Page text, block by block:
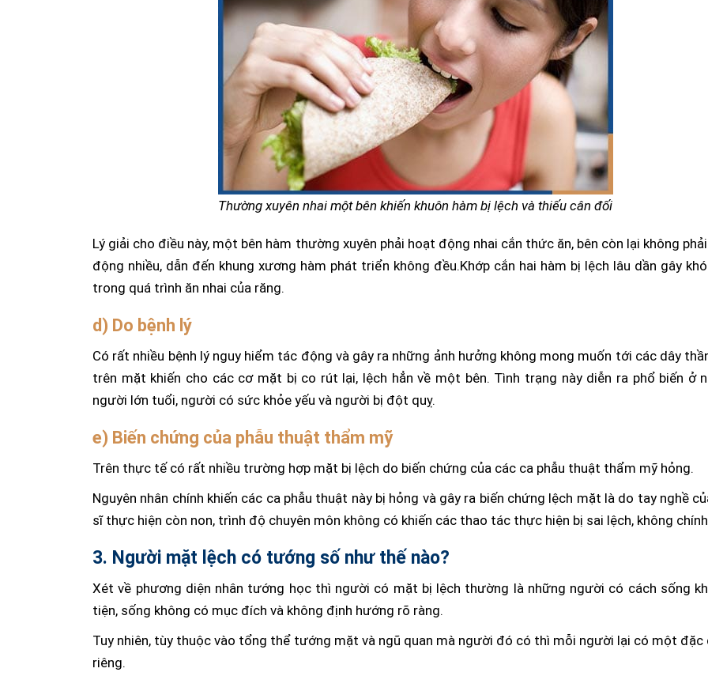
Thường xuyên nhai một bên khiến khuôn hàm bị lệch và thiếu cân đối
Lý giải cho điều này, một bên hàm thường xuyên phải hoạt động nhai cắn thức ăn, bên còn lại không
động nhiều, dẫn đến khung xương hàm phát triển không đều.Khớp cắn hai hàm bị lệch lâu dần gây khó
trong quá trình ăn nhai của răng.
d) Do bệnh lý
Có rất nhiều bệnh lý nguy hiểm tác động và gây ra những ảnh hưởng không mong muốn tới các dây
trên mặt khiến cho các cơ mặt bị co rút lại, lệch hẳn về một bên. Tình trạng này diễn ra phổ biến ở
người lớn tuổi, người có sức khỏe yếu và người bị đột quỵ.
e) Biến chứng của phẫu thuật thẩm mỹ
Trên thực tế có rất nhiều trường hợp mặt bị lệch do biến chứng của các ca phẫu thuật thẩm mỹ hỏng.
Nguyên nhân chính khiến các ca phẫu thuật này bị hỏng và gây ra biến chứng lệch mặt là do tay nghề
sĩ thực hiện còn non, trình độ chuyên môn không có khiến các thao tác thực hiện bị sai lệch, không
3. Người mặt lệch có tướng số như thế nào?
Xét về phương diện nhân tướng học thì người có mặt bị lệch thường là những người có cách sống
tiện, sống không có mục đích và không định hướng rõ ràng.
Tuy nhiên, tùy thuộc vào tổng thể tướng mặt và ngũ quan mà người đó có thì mỗi người lại có một đặc
riêng.